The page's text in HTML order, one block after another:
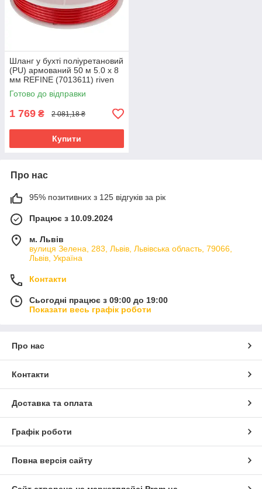
Шланг у бухті поліуретановий
(PU) армований 50 м 5.0 х 8
мм REFINE (7013611) riven
Готово до відправки
1 769 ₴ 2 081,18 ₴
Купити
Про нас
95% позитивних з 125 відгуків за рік
Працює з 10.09.2024
м. Львів
вулиця Зелена, 283, Львів, Львівська область, 79066,
Львів, Україна
Контакти
Сьогодні працює з 09:00 до 19:00
Показати весь графік роботи
Про нас
Контакти
Доставка та оплата
Графік роботи
Повна версія сайту